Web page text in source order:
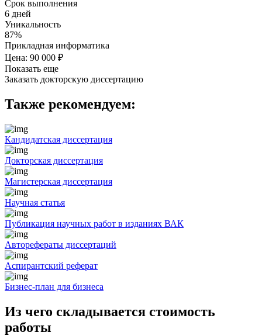
Срок выполнения
6 дней
Уникальность
87%
Прикладная информатика
Цена: 90 000 ₽
Показать еще
Заказать докторскую диссертацию
Также рекомендуем:
Кандидатская диссертация
Докторская диссертация
Магистерская диссертация
Научная статья
Публикация научных работ в изданиях ВАК
Авторефераты диссертаций
Аспирантский реферат
Бизнес-план для бизнеса
Из чего складывается стоимость
работы